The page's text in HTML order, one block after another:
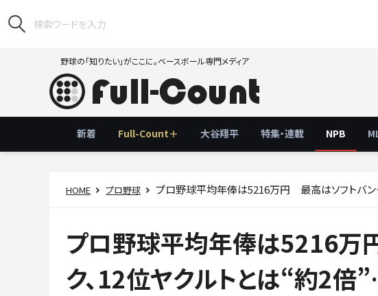
野球の「知りたい」がここに。ベースボール専門メディア
新着 Full-Count＋ 大谷翔平 特集・連載 NPB
HOME プロ野球 プロ野球平均年俸は5216万円 最高はソフトバン
プロ野球平均年俸は5216万
ク、12位ヤクルトとは“約2